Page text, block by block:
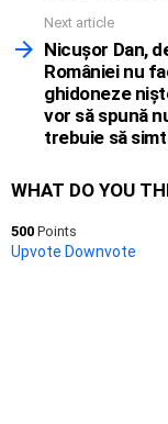
Next article
Nicuşor Dan,
României nu
ghidoneze
vor să spună
trebuie să
WHAT DO YOU
500 Points
Upvote Downvote